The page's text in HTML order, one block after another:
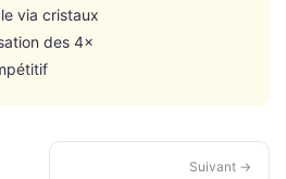
via cristaux
des 4×
Suivant →